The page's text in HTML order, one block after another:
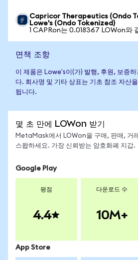
Capricor Therapeutics (Ondo
Lowe's (Ondo Tokenized)
1 CAPRon는 0.018367 LOWon와
면책 조항
이 제품은 Lowe's이(가) 발행, 후원, 보증하
다. 회사명 및 기타 상표는 기초 참조 자산
됩니다.
몇 초 만에 LOWon 받기
MetaMask에서 LOWon을 구매, 판매, 거
스왑하세요. 가장 신뢰받는 암호화폐 지갑.
Google Play
평점
4.4
다운로드 수
10M+
App Store